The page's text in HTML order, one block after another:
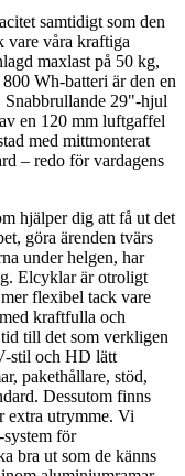
samtidigt som den
vare våra kraftiga
maxlast på 50 kg,
Wh-batteri är den en
29"-hjul
en 120 mm luftgaffel
med mittmonterat
– redo för vardagens
hjälper dig att få ut det
göra ärenden tvärs
under helgen, har
Elcyklar är otroligt
flexibel tack vare
kraftfulla och
till det som verkligen
stil och HD lätt
pakethållare, stöd,
Dessutom finns
extra utrymme. Vi
för
bra ut som de känns